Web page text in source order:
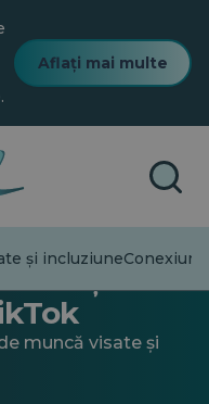
Aflați mai multe
și incluziuneConexiuni
muncă visate și